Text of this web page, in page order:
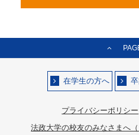
在学生の方へ
プライバシーポリシー
法政大学の校友のみなさまへ（